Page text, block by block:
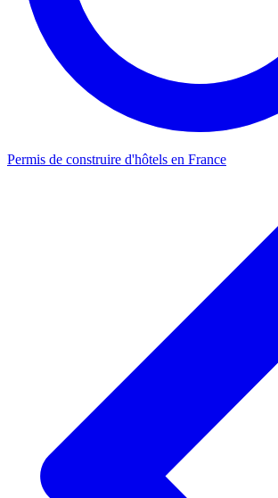
Permis de construire d'hôtels en France